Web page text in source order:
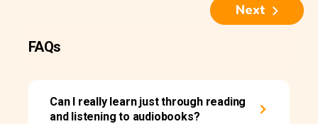
Next
FAQs
Can I really learn just through reading
and listening to audiobooks?